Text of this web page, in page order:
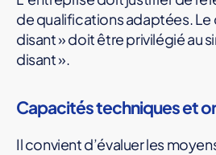
de qualifications adaptées. Le
disant » doit être privilégié au
disant ».
Capacités techniques et
Il convient d’évaluer les